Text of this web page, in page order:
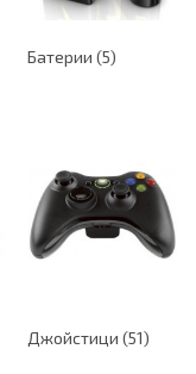
Батерии (5)
Джойстици (51)